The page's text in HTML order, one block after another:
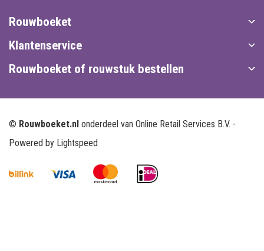
Rouwboeket
Klantenservice
Rouwboeket of rouwstuk bestellen
© Rouwboeket.nl onderdeel van Online Retail Services B.V. -
Powered by Lightspeed